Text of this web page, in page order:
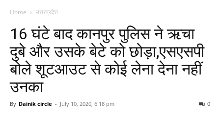
Home उत्तरप्रदेश
16 घंटे बाद कानपुर पुलिस ने ऋचा
दुबे और उसके बेटे को छोड़ा,एसएसपी
बोले शूटआउट से कोई लेना देना नहीं
उनका
By Dainik circle - July 10, 2020, 6:18 pm 0